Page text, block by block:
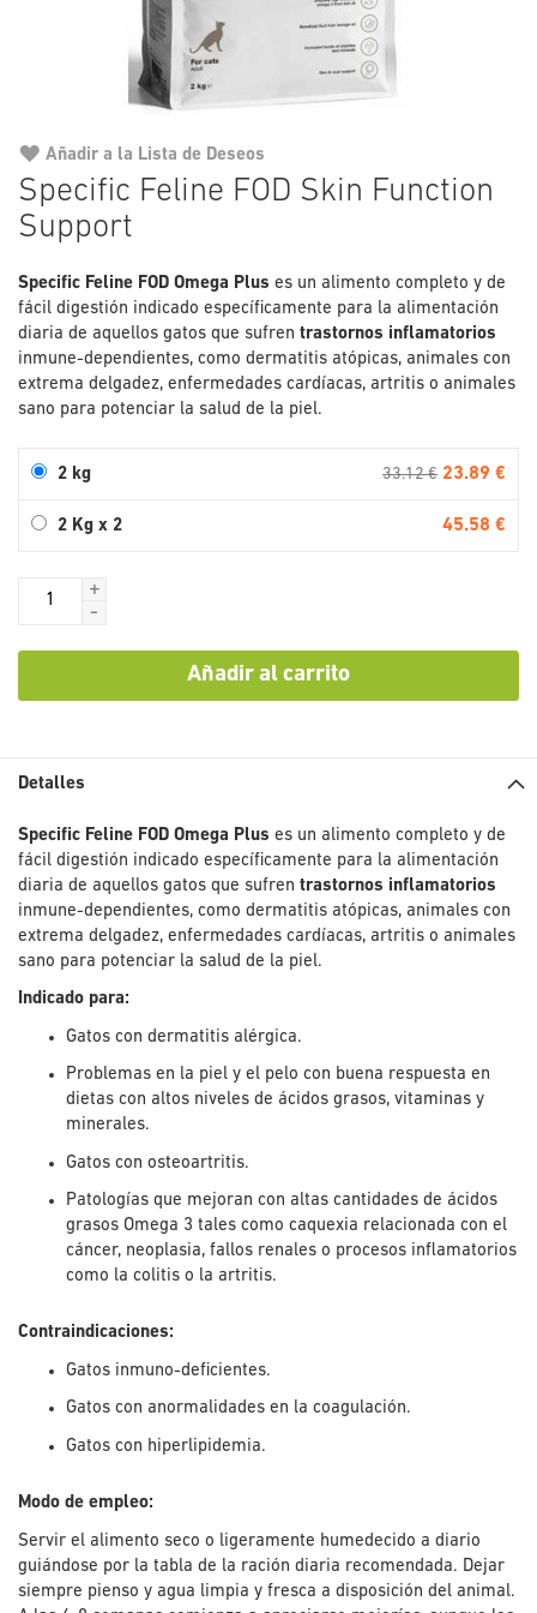
Specific Feline FOD Skin Function
Support
Specific Feline FOD Omega Plus es un alimento completo y de
fácil digestión indicado específicamente para la alimentación
diaria de aquellos gatos que sufren trastornos inflamatorios
inmune-dependientes, como dermatitis atópicas, animales con
extrema delgadez, enfermedades cardíacas, artritis o animales
sano para potenciar la salud de la piel.
2 kg 33.12 € 23.89 €
2 Kg x 2 45.58 €
+
-
Añadir al carrito
Añadir a la Lista de Deseos
al
galería
de
imágenes
Detalles
Specific Feline FOD Omega Plus es un alimento completo y de
fácil digestión indicado específicamente para la alimentación
diaria de aquellos gatos que sufren trastornos inflamatorios
inmune-dependientes, como dermatitis atópicas, animales con
extrema delgadez, enfermedades cardíacas, artritis o animales
sano para potenciar la salud de la piel.
Indicado para:
Gatos con dermatitis alérgica.
Problemas en la piel y el pelo con buena respuesta en
dietas con altos niveles de ácidos grasos, vitaminas y
minerales.
Gatos con osteoartritis.
Patologías que mejoran con altas cantidades de ácidos
grasos Omega 3 tales como caquexia relacionada con el
cáncer, neoplasia, fallos renales o procesos inflamatorios
como la colitis o la artritis.
Contraindicaciones:
Gatos inmuno-deficientes.
Gatos con anormalidades en la coagulación.
Gatos con hiperlipidemia.
Modo de empleo:
Servir el alimento seco o ligeramente humedecido a diario
guiándose por la tabla de la ración diaria recomendada. Dejar
siempre pienso y agua limpia y fresca a disposición del animal.